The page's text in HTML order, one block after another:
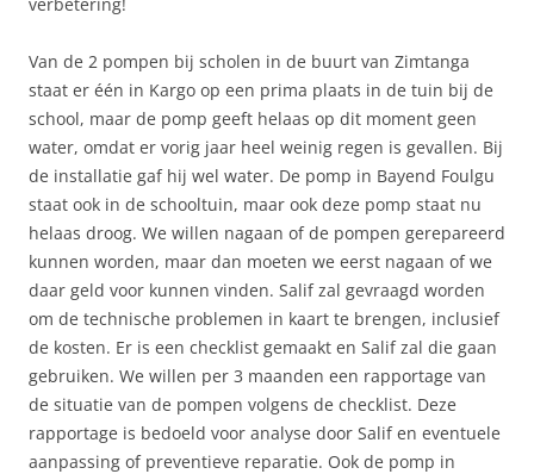
Van de 2 pompen bij scholen in de buurt van Zimtanga
staat er één in Kargo op een prima plaats in de tuin bij de
school, maar de pomp geeft helaas op dit moment geen
water, omdat er vorig jaar heel weinig regen is gevallen. Bij
de installatie gaf hij wel water. De pomp in Bayend Foulgu
staat ook in de schooltuin, maar ook deze pomp staat nu
helaas droog. We willen nagaan of de pompen gerepareerd
kunnen worden, maar dan moeten we eerst nagaan of we
daar geld voor kunnen vinden. Salif zal gevraagd worden
om de technische problemen in kaart te brengen, inclusief
de kosten. Er is een checklist gemaakt en Salif zal die gaan
gebruiken. We willen per 3 maanden een rapportage van
de situatie van de pompen volgens de checklist. Deze
rapportage is bedoeld voor analyse door Salif en eventuele
aanpassing of preventieve reparatie. Ook de pomp in